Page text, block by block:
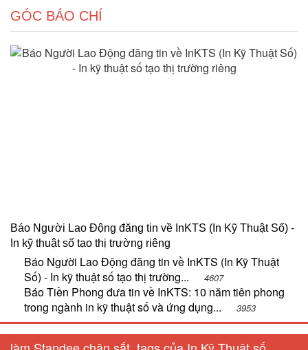
GÓC BÁO CHÍ
Báo Người Lao Động đăng tin về InKTS (In Kỹ Thuật Số) -
In kỹ thuật số tạo thị trường riêng
Báo Người Lao Động đăng tin về InKTS (In Kỹ Thuật
Số) - In kỹ thuật số tạo thị trường...
4607
Báo Tiền Phong đưa tin về InKTS: 10 năm tiên phong
trong ngành in kỹ thuật số và ứng dụng...
3953